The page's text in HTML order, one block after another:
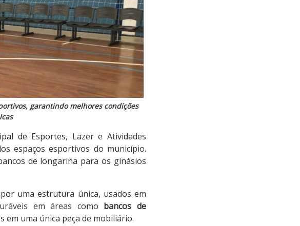
garantindo melhores condições
de Esportes, Lazer e Atividades
espaços esportivos do município.
de longarina para os ginásios
uma estrutura única, usados em
em áreas como bancos de
em uma única peça de mobiliário.